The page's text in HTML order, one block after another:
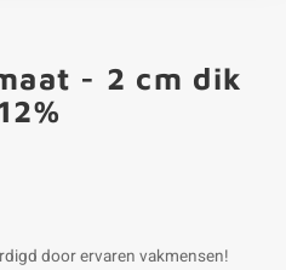
- 2 cm dik
door ervaren vakmensen!